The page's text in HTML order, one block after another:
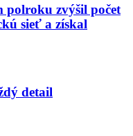
polroku zvýšil počet
sieť a získal
detail